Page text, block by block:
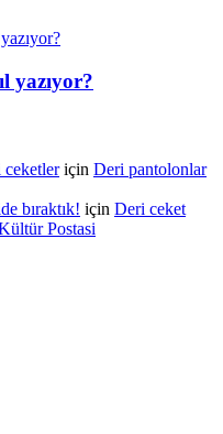
yazıyor?
ceketleriçin Deri pantolonlar
bıraktık! için Deri ceket
Postasi